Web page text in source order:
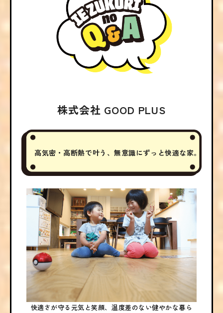
株式会社 GOOD PLUS
高気密・高断熱で叶う、無意識にずっと快適な家。
快適さが守る元気と笑顔、温度差のない健やかな暮ら